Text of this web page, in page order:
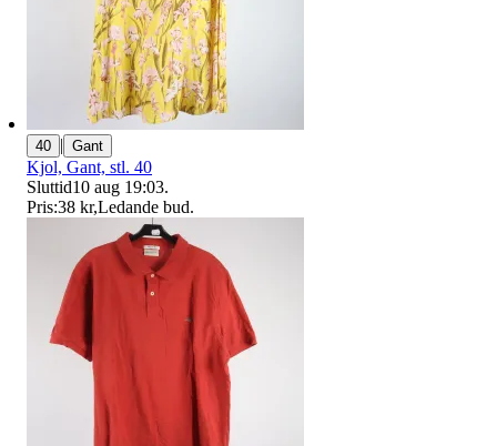
40 | Gant
Kjol, Gant, stl. 40
Sluttid10 aug 19:03.
Pris:38 kr,Ledande bud.